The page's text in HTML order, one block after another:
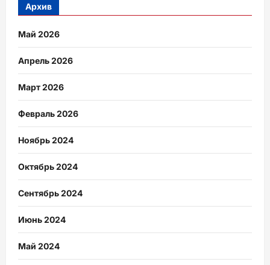
Архив
Май 2026
Апрель 2026
Март 2026
Февраль 2026
Ноябрь 2024
Октябрь 2024
Сентябрь 2024
Июнь 2024
Май 2024